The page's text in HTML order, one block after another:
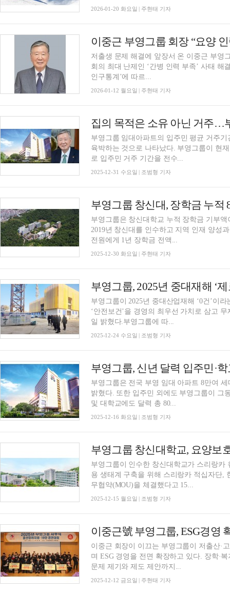
2026-01-20 화요일 | 주현태 기자
저출생 문제 해결에 앞장서 온 이중근 부영
회의 최대 난제인 ‘간병 인력 부족’ 사태 해결을 위해 나섰다. 행정
인구통계’에 따르...
2026-01-12 월요일 | 주현태 기자
집의 목적은 소유 아닌 거주…
부영그룹 임대아파트의 입주민 평균 거주
육박하는 것으로 나타났다. 부영그룹이 현
로 입주민 거주 기간을 전수...
2025-12-31 수요일 | 조범형 기자
부영그룹은 창신대학교 누적 장학금 기부
2019년 창신대를 인수하고 지역 인재 양성
전원에게 1년 장학금 전액...
2025-12-30 화요일 | 주현태 기자
부영그룹이 2025년 중대산업재해 ‘0건’이
‘안전보건’을 경영의 최우선 가치로 삼고
일 밝혔다.부영그룹에 따...
2025-12-24 수요일 | 조범형 기자
부영그룹은 전국 부영 임대 아파트 8만여
밝혔다. 또한 입주민 외에도 부영그룹이 그
및 대학교에도 달력 총 80...
2025-12-16 화요일 | 조범형 기자
부영그룹 창신대학교, 요양보
부영그룹이 인수한 창신대학교가 스리랑카
용 생태계 구축을 위해 스리랑카 적십자단,
무협약(MOU)을 체결했다고 15...
2025-12-15 월요일 | 조범형 기자
이중근 회장이 이끄는 부영그룹이 저출산·
며 ESG 경영을 전면 확장하고 있다. 장학·
문제 제기와 제도 제안까지...
2025-12-12 금요일 | 주현태 기자